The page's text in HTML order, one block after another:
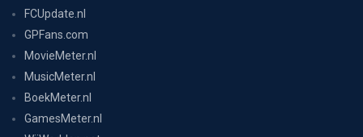
FCUpdate.nl
GPFans.com
MovieMeter.nl
MusicMeter.nl
BoekMeter.nl
GamesMeter.nl